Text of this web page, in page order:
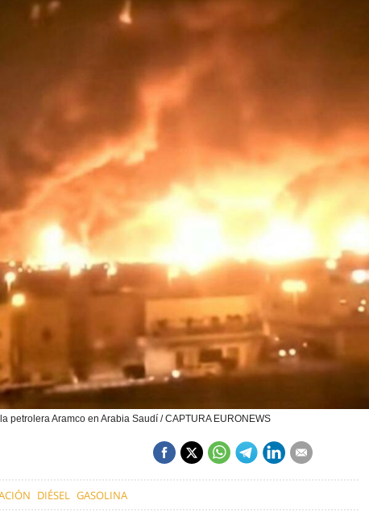
petrolera Aramco en Arabia Saudí / CAPTURA EURONEWS
DIÉSEL GASOLINA